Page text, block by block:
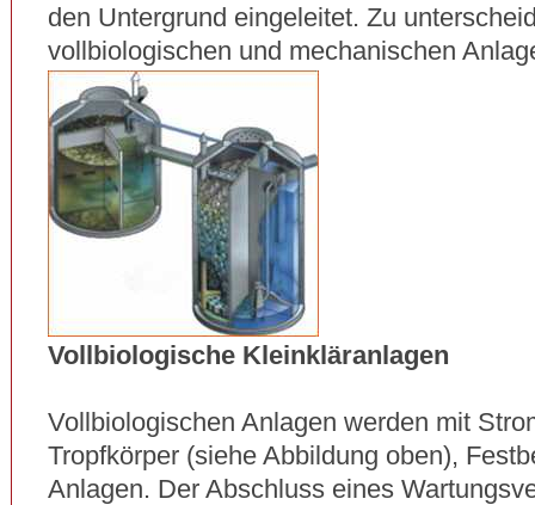
den Untergrund eingeleitet. Zu
vollbiologischen und mechanischen
Vollbiologische Kleinkläranlagen
Vollbiologischen Anlagen werden mit
Tropfkörper (siehe Abbildung oben),
Anlagen. Der Abschluss eines